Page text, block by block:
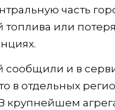
часть
топлива или
и в
в отдельных
крупнейшем